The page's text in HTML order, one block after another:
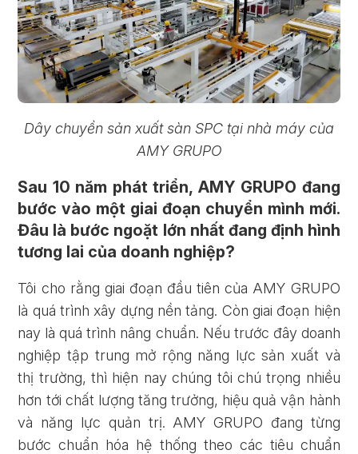
Dây chuyền sản xuất sàn SPC tại nhà máy của
AMY GRUPO
Sau 10 năm phát triển, AMY GRUPO đang
bước vào một giai đoạn chuyển mình mới.
Đâu là bước ngoặt lớn nhất đang định hình
tương lai của doanh nghiệp?
Tôi cho rằng giai đoạn đầu tiên của AMY GRUPO
là quá trình xây dựng nền tảng. Còn giai đoạn hiện
nay là quá trình nâng chuẩn. Nếu trước đây doanh
nghiệp tập trung mở rộng năng lực sản xuất và
thị trường, thì hiện nay chúng tôi chú trọng nhiều
hơn tới chất lượng tăng trưởng, hiệu quả vận hành
và năng lực quản trị. AMY GRUPO đang từng
bước chuẩn hóa hệ thống theo các tiêu chuẩn